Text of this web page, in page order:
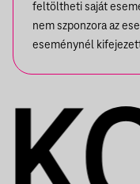
feltöltheti saját
nem szponzora az
eseménynél